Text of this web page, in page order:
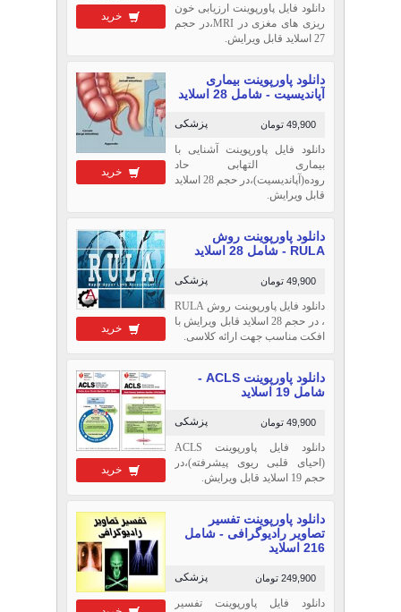
خرید
دانلود فایل پاورپوینت ارزیابی خون
ریزی های مغزی در MRI،در حجم
27 اسلاید قابل ویرایش.
خرید
دانلود پاورپوینت بیماری
آپاندیسیت - شامل 28 اسلاید
پزشکی 49,900 تومان
دانلود فایل پاورپوینت آشنایی با
بیماری التهابی حاد
روده(آپاندیسیت)،در حجم 28 اسلاید
قابل ویرایش.
خرید
دانلود پاورپوینت روش
RULA - شامل 28 اسلاید
پزشکی 49,900 تومان
دانلود فایل پاورپوینت روش RULA
، در حجم 28 اسلاید قابل ویرایش با
افکت مناسب جهت ارائه کلاسی.
خرید
دانلود پاورپوینت ACLS -
شامل 19 اسلاید
پزشکی 49,900 تومان
دانلود فایل پاورپوینت ACLS
(احیای قلبی ریوی پیشرفته)،در
حجم 19 اسلاید قابل ویرایش.
دانلود پاورپوینت تفسیر
تصاویر رادیوگرافی - شامل
216 اسلاید
پزشکی 249,900 تومان
دانلود فایل پاورپوینت تفسیر